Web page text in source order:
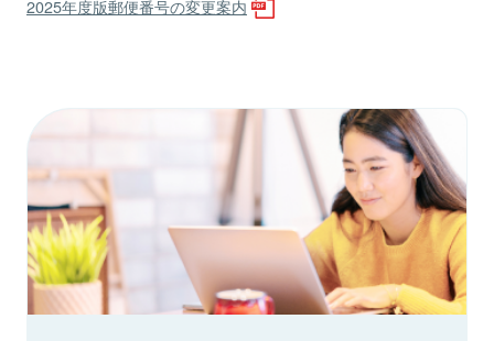
2025年度版郵便番号の変更案内